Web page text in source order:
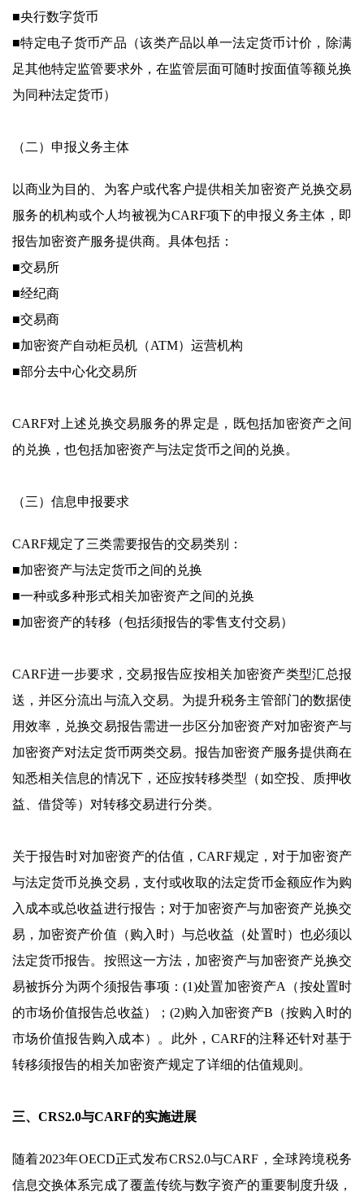
■央行数字货币
■特定电子货币产品（该类产品以单一法定货币计价，除满
足其他特定监管要求外，在监管层面可随时按面值等额兑换
为同种法定货币）
（二）申报义务主体
以商业为目的、为客户或代客户提供相关加密资产兑换交易
服务的机构或个人均被视为CARF项下的申报义务主体，即
报告加密资产服务提供商。具体包括：
■交易所
■经纪商
■交易商
■加密资产自动柜员机（ATM）运营机构
■部分去中心化交易所
CARF对上述兑换交易服务的界定是，既包括加密资产之间
的兑换，也包括加密资产与法定货币之间的兑换。
（三）信息申报要求
CARF规定了三类需要报告的交易类别：
■加密资产与法定货币之间的兑换
■一种或多种形式相关加密资产之间的兑换
■加密资产的转移（包括须报告的零售支付交易）
CARF进一步要求，交易报告应按相关加密资产类型汇总报
送，并区分流出与流入交易。为提升税务主管部门的数据使
用效率，兑换交易报告需进一步区分加密资产对加密资产与
加密资产对法定货币两类交易。报告加密资产服务提供商在
知悉相关信息的情况下，还应按转移类型（如空投、质押收
益、借贷等）对转移交易进行分类。
关于报告时对加密资产的估值，CARF规定，对于加密资产
与法定货币兑换交易，支付或收取的法定货币金额应作为购
入成本或总收益进行报告；对于加密资产与加密资产兑换交
易，加密资产价值（购入时）与总收益（处置时）也必须以
法定货币报告。按照这一方法，加密资产与加密资产兑换交
易被拆分为两个须报告事项：(1)处置加密资产A（按处置时
的市场价值报告总收益）；(2)购入加密资产B（按购入时的
市场价值报告购入成本）。此外，CARF的注释还针对基于
转移须报告的相关加密资产规定了详细的估值规则。
三、CRS2.0与CARF的实施进展
随着2023年OECD正式发布CRS2.0与CARF，全球跨境税务
信息交换体系完成了覆盖传统与数字资产的重要制度升级，